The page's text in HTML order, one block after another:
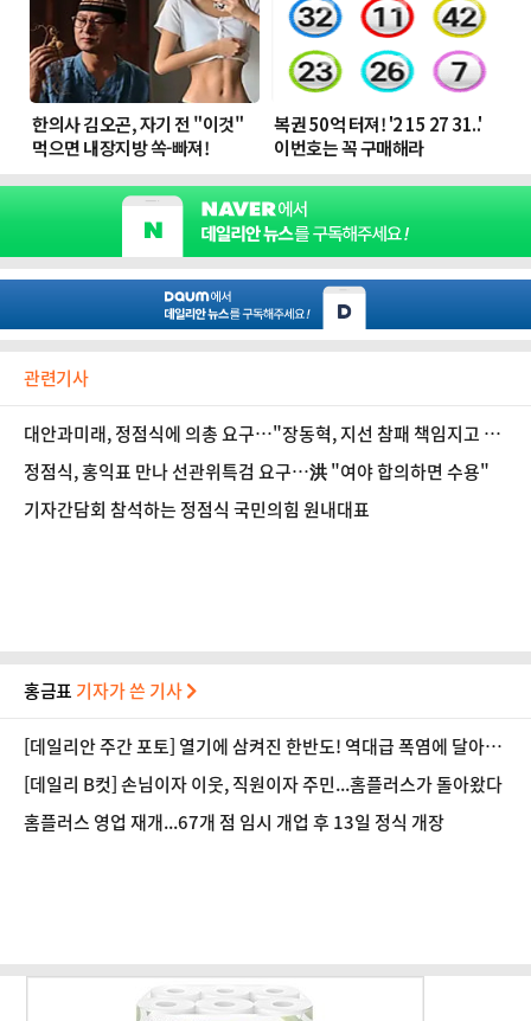
관련기사
대안과미래, 정점식에 의총 요구…"장동혁, 지선 참패 책임지고 사
퇴해야"
정점식, 홍익표 만나 선관위특검 요구…洪 "여야 합의하면 수용"
기자간담회 참석하는 정점식 국민의힘 원내대표
홍금표 기자가 쓴 기사
[데일리안 주간 포토] 열기에 삼켜진 한반도! 역대급 폭염에 달아오
른 도심!
[데일리 B컷] 손님이자 이웃, 직원이자 주민...홈플러스가 돌아왔다
홈플러스 영업 재개...67개 점 임시 개업 후 13일 정식 개장